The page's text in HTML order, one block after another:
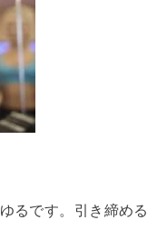
るです。引き締める